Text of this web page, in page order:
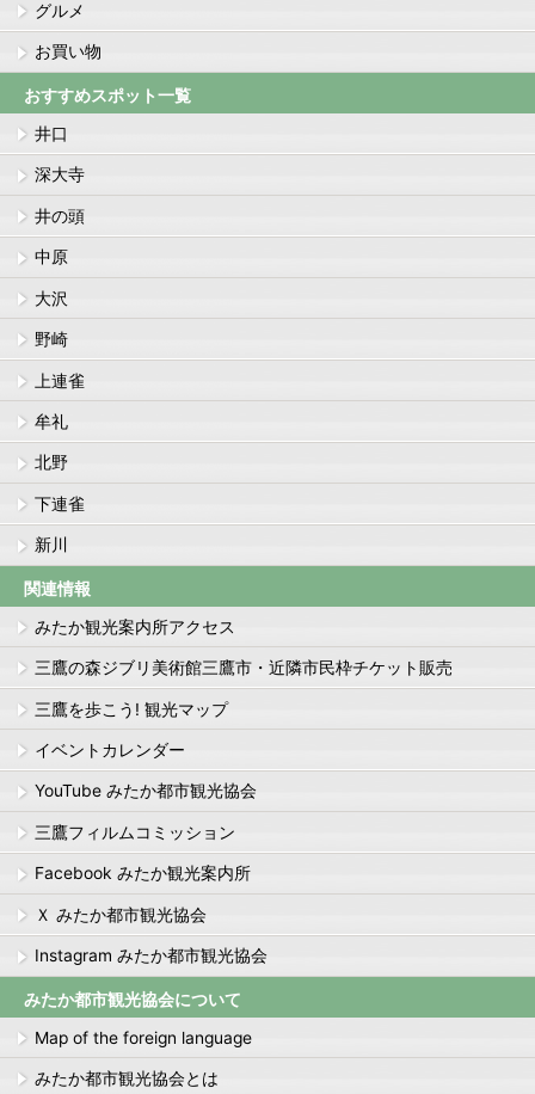
グルメ
お買い物
おすすめスポット一覧
井口
深大寺
井の頭
中原
大沢
野崎
上連雀
牟礼
北野
下連雀
新川
関連情報
みたか観光案内所アクセス
三鷹の森ジブリ美術館三鷹市・近隣市民枠チケット販売
三鷹を歩こう! 観光マップ
イベントカレンダー
YouTube みたか都市観光協会
三鷹フィルムコミッション
Facebook みたか観光案内所
Ｘ みたか都市観光協会
Instagram みたか都市観光協会
みたか都市観光協会について
Map of the foreign language
みたか都市観光協会とは